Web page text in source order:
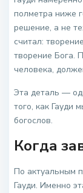
полметра ниже
решение, а не
считал:
творение Бога.
человека,
Эта деталь —
того, как Гауди
богослов.
Когда
По актуальным
Гауди. Именно